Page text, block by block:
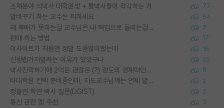
소재분야 석박사 대학원생 + 물박사들이 착각하는 거 77
말바꾸기 하는 교수는 피하세요 54
왜 후배가 못하는걸 교수님은 내 책임으로 돌리는걸까요? 7
편애 하는 방법 17
이사이트가 처음엔 정말 도움많이됐는데 16
신생랩가지말라는 이유가 있었구나 20
박사진학하기에 2억은 괜찮은 (?) 정도의 경제력인가요 8
타대학원 컨텍 준비중인데, 지도교수님께는 언제 말씀드려야 할까요? 2
정출연 학연 박사 질문(DGIST) 2
통신 관련 랩 추천 3